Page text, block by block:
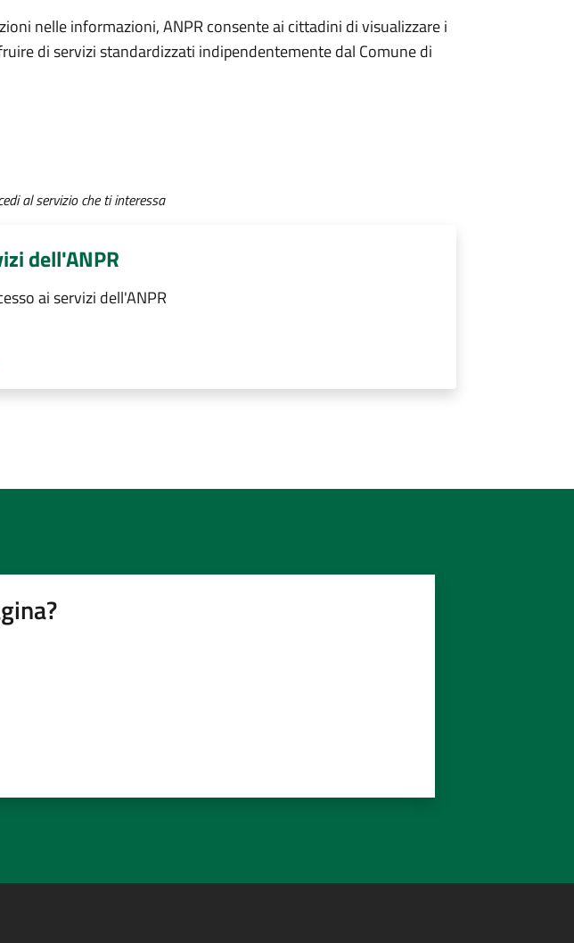
nelle informazioni, ANPR consente ai cittadini di visualizzare i
di servizi standardizzati indipendentemente dal Comune di
al servizio che ti interessa
dell'ANPR
ai servizi dell'ANPR